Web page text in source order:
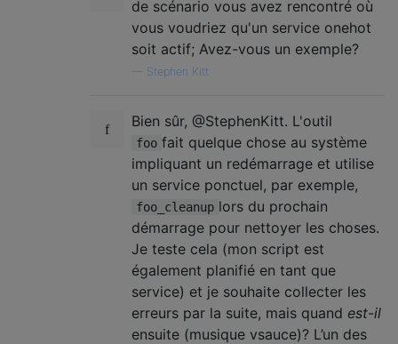
de scénario vous avez rencontré où
vous voudriez qu'un service onehot
soit actif; Avez-vous un exemple?
Stephen Kitt
Bien sûr, @StephenKitt. L'outil
foo fait quelque chose au système
impliquant un redémarrage et utilise
un service ponctuel, par exemple,
foo_cleanup lors du prochain
démarrage pour nettoyer les choses.
Je teste cela (mon script est
également planifié en tant que
service) et je souhaite collecter les
erreurs par la suite, mais quand est-il
ensuite (musique vsauce)? L’un des